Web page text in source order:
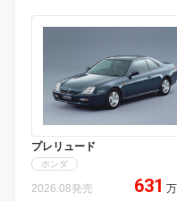
プレリュード
ホンダ
2026.08発売 631